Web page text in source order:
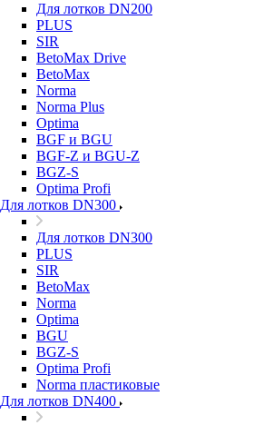
Для лотков DN200
PLUS
SIR
BetoMax Drive
BetoMax
Norma
Norma Plus
Optima
BGF и BGU
BGF-Z и BGU-Z
BGZ-S
Optima Profi
Для лотков DN300
Для лотков DN300
PLUS
SIR
BetoMax
Norma
Optima
BGU
BGZ-S
Optima Profi
Norma пластиковые
Для лотков DN400